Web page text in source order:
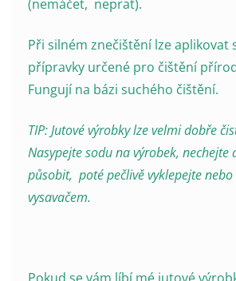
(nemáčet, neprat).
Při silném znečištění lze aplikovat
přípravky určené pro čištění
Fungují na bázi suchého čištění.
TIP: Jutové výrobky lze velmi dobře
Nasypejte sodu na výrobek, nechejte
působit, poté pečlivě vyklepejte nebo
vysavačem.